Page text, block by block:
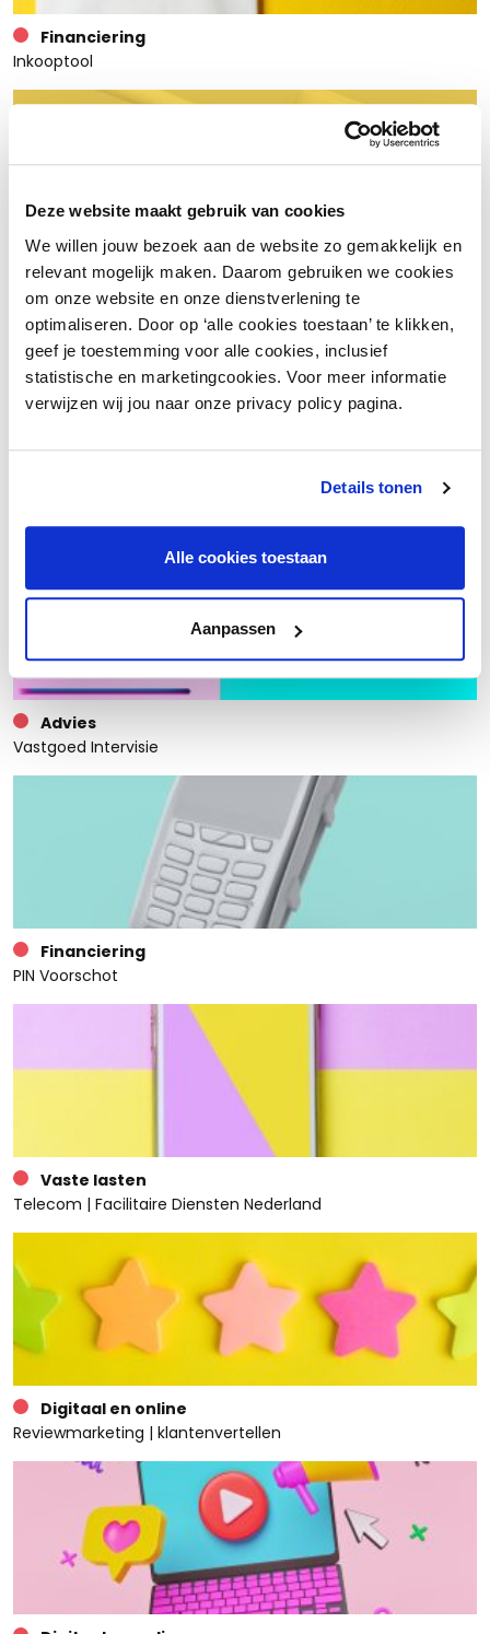
Deze website maakt gebruik van cookies
We willen jouw bezoek aan de website zo gemakkelijk en
relevant mogelijk maken. Daarom gebruiken we cookies
om onze website en onze dienstverlening te
optimaliseren. Door op ‘alle cookies toestaan’ te klikken,
geef je toestemming voor alle cookies, inclusief
statistische en marketingcookies. Voor meer informatie
verwijzen wij jou naar onze privacy policy pagina.
Details tonen
Alle cookies toestaan
Aanpassen
Financiering
Inkooptool
Advies
TRIP Advocaten Notarissen
Advies
Vastgoed Intervisie
Financiering
PIN Voorschot
Vaste lasten
Telecom | Facilitaire Diensten Nederland
Digitaal en online
Reviewmarketing | klantenvertellen